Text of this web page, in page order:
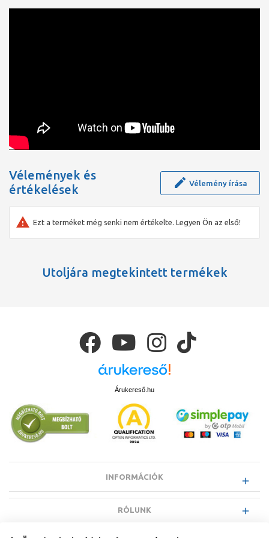
Vélemények és
értékelések
Vélemény írása
Ezt a terméket még senki nem értékelte. Legyen Ön az első!
Utoljára megtekintett termékek
Árukereső.hu
INFORMÁCIÓK
RÓLUNK